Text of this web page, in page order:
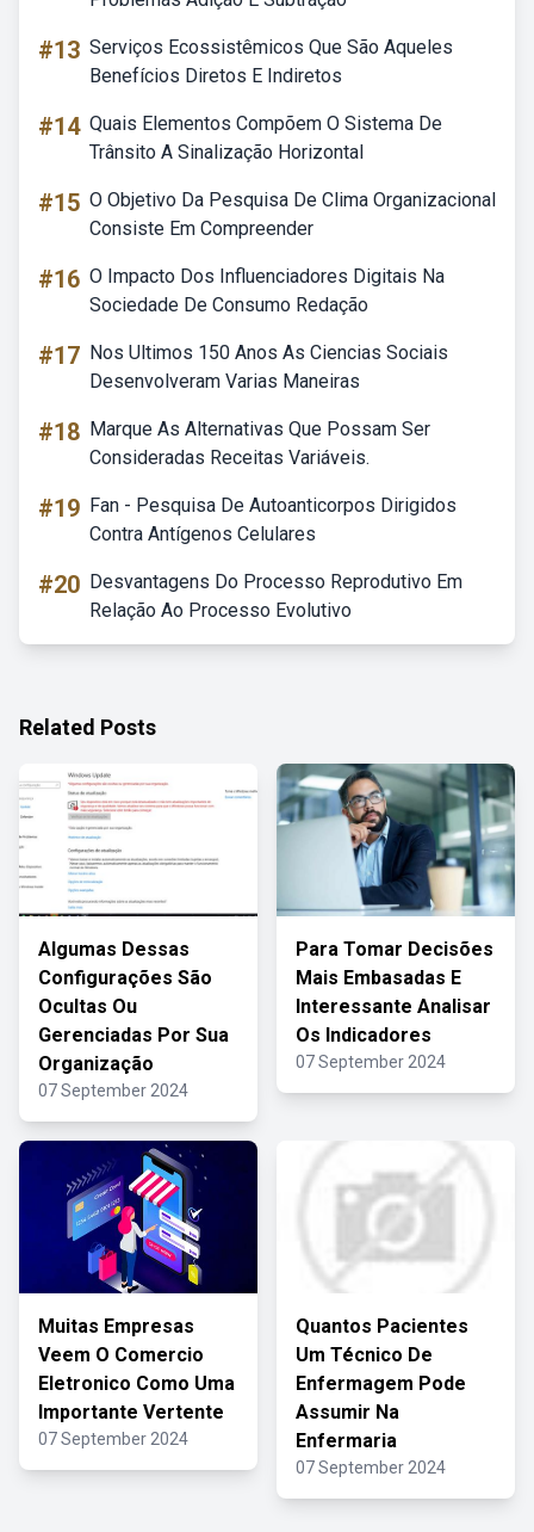
#13 Serviços Ecossistêmicos Que São Aqueles
Benefícios Diretos E Indiretos
#14 Quais Elementos Compõem O Sistema De
Trânsito A Sinalização Horizontal
#15 O Objetivo Da Pesquisa De Clima Organizacional
Consiste Em Compreender
#16 O Impacto Dos Influenciadores Digitais Na
Sociedade De Consumo Redação
#17 Nos Ultimos 150 Anos As Ciencias Sociais
Desenvolveram Varias Maneiras
#18 Marque As Alternativas Que Possam Ser
Consideradas Receitas Variáveis.
#19 Fan - Pesquisa De Autoanticorpos Dirigidos
Contra Antígenos Celulares
#20 Desvantagens Do Processo Reprodutivo Em
Relação Ao Processo Evolutivo
Related Posts
Algumas Dessas
Configurações São
Ocultas Ou
Gerenciadas Por Sua
Organização
07 September 2024
Para Tomar Decisões
Mais Embasadas E
Interessante Analisar
Os Indicadores
07 September 2024
Muitas Empresas
Veem O Comercio
Eletronico Como Uma
Importante Vertente
07 September 2024
Quantos Pacientes
Um Técnico De
Enfermagem Pode
Assumir Na
Enfermaria
07 September 2024